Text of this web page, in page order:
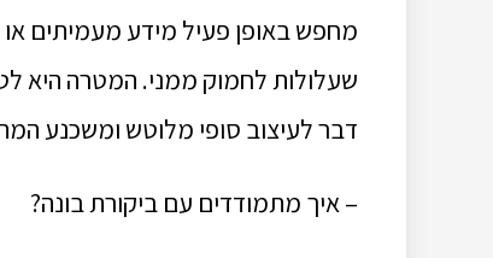
מחפש באופן פעיל מידע מעמיתים או
שעלולות לחמוק ממני. המטרה היא
דבר לעיצוב סופי מלוטש ומשכנע
– איך מתמודדים עם ביקורת בונה?